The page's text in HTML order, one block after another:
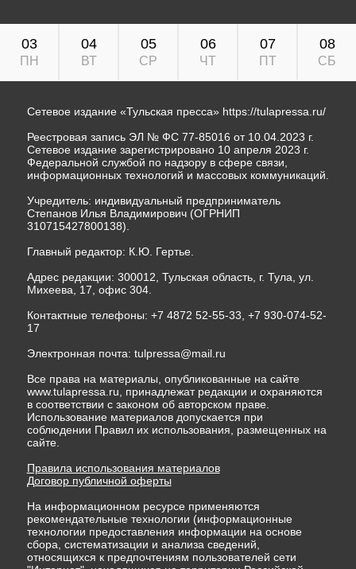
03
ПН
04
ВТ
05
СР
06
ЧТ
07
ПТ
08
СБ
Сетевое издание «Тульская пресса» https://tulapressa.ru/
Реестровая запись ЭЛ № ФС 77-85016 от 10.04.2023 г.
Сетевое издание зарегистрировано 10 апреля 2023 г.
Федеральной службой по надзору в сфере связи,
информационных технологий и массовых коммуникаций.
Учредитель: индивидуальный предприниматель
Степанов Илья Владимирович (ОГРНИП
310715427800138).
Главный редактор: К.Ю. Гертье.
Адрес редакции: 300012, Тульская область, г. Тула, ул.
Михеева, 17, офис 304.
Контактные телефоны: +7 4872 52-55-33, +7 930-074-52-
17
Электронная почта: tulpressa@mail.ru
Все права на материалы, опубликованные на сайте
www.tulapressa.ru, принадлежат редакции и охраняются
в соответствии с законом об авторском праве.
Использование материалов допускается при
соблюдении Правил их использования, размещенных на
сайте.
Правила использования материалов
Договор публичной оферты
На информационном ресурсе применяются
рекомендательные технологии (информационные
технологии предоставления информации на основе
сбора, систематизации и анализа сведений,
относящихся к предпочтениям пользователей сети